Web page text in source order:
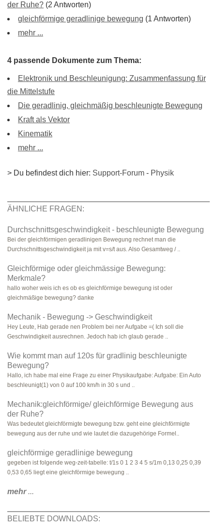
der Ruhe? (2 Antworten)
gleichförmige geradlinige bewegung (1 Antworten)
mehr ...
4 passende Dokumente zum Thema:
Elektronik und Beschleunigung: Zusammenfassung für
die Mittelstufe
Die geradlinig, gleichmäßig beschleunigte Bewegung
Kraft als Vektor
Kinematik
mehr ...
> Du befindest dich hier: Support-Forum - Physik
ÄHNLICHE FRAGEN:
Durchschnittsgeschwindigkeit - beschleunigte Bewegung
Bei der gleichförmigen geradlinigen Bewegung rechnet man die
Durchschnittsgeschwindigkeit ja mit v=s/t aus. Also Gesamtweg / ..
Gleichförmige oder gleichmässige Bewegung:
Merkmale?
hallo woher weis ich es ob es gleichförmige bewegung ist oder
gleichmäßige bewegung? danke
Mechanik - Bewegung -> Geschwindigkeit
Hey Leute, Hab gerade nen Problem bei ner Aufgabe =( Ich soll die
Geschwindigkeit ausrechnen. Jedoch hab ich glaub gerade ..
Wie kommt man auf 120s für gradlinig beschleunigte
Bewegung?
Hallo, ich habe mal eine Frage zu einer Physikaufgabe: Aufgabe: Ein Auto
beschleunigt(1) von 0 auf 100 km/h in 30 s und ..
Mechanik:gleichförmige/ gleichförmige Bewegung aus
der Ruhe?
Was bedeutet gleichförmigte bewegung bzw. geht eine gleichförmigte
bewegung aus der ruhe und wie lautet die dazugehörige Formel..
gleichförmige geradlinige bewegung
gegeben ist folgende weg-zeit-tabelle: t/1s 0 1 2 3 4 5 s/1m 0,13 0,25 0,39
0,53 0,65 liegt eine gleichförmige bewegung ..
mehr...
BELIEBTE DOWNLOADS: